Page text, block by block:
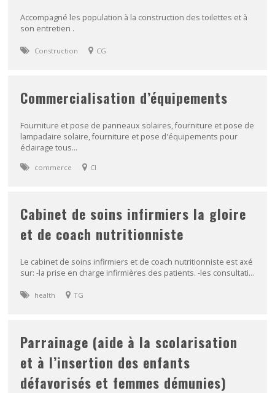
Accompagné les population à la construction des toilettes et à
son entretien .
Construction CG
Commercialisation d’équipements
Fourniture et pose de panneaux solaires, fourniture et pose de
lampadaire solaire, fourniture et pose d'équipements pour
éclairage tous...
commerce CI
Cabinet de soins infirmiers la gloire
et de coach nutritionniste
Le cabinet de soins infirmiers et de coach nutritionniste est axé
sur: -la prise en charge infirmières des patients. -les consultati...
health TG
Parrainage (aide à la scolarisation
et à l’insertion des enfants
défavorisés et femmes démunies)